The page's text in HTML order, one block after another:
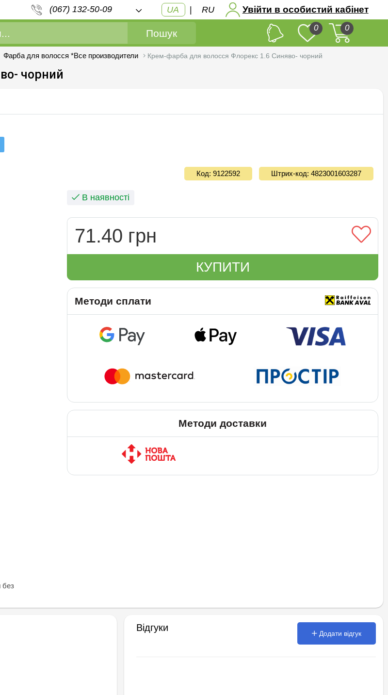
(067) 132-50-09 UA | RU Увійти в особистий кабінет
Пошук 0 0
Фарба для волосся *Все производители Крем-фарба для волосся Флорекс 1.6 Cиняво- чорний
чорний
без
Код: 9122592 Штрих-код: 4823001603287
В наявності
71.40 грн
КУПИТИ
Методи сплати
Методи доставки
Відгуки
Додати відгук